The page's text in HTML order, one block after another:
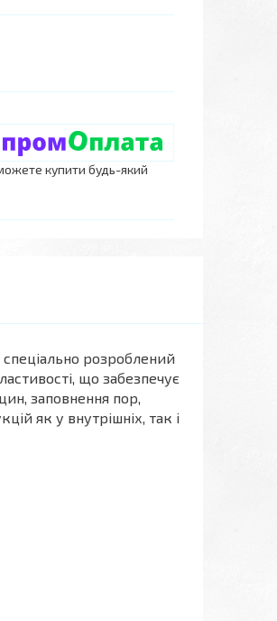
купити будь-який
розроблений
що забезпечує
заповнення пор,
як у внутрішніх, так і